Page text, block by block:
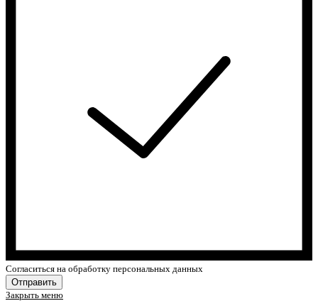
Cогласиться на обработку персональных данных
Отправить
Закрыть меню